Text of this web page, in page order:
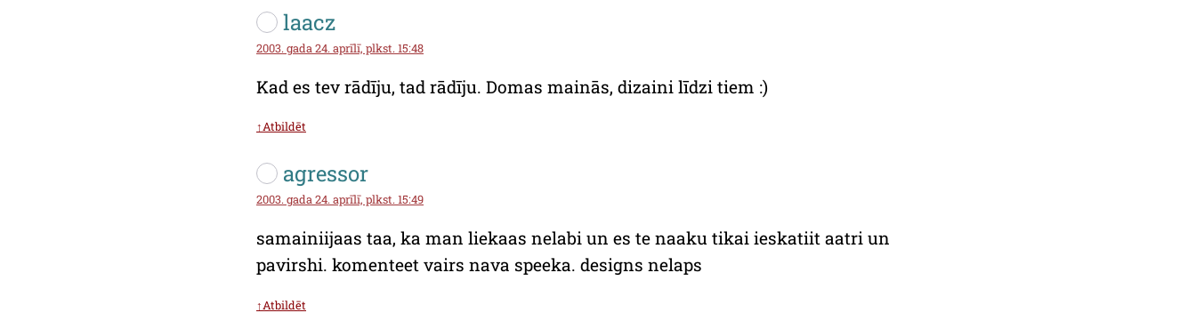
laacz
2003. gada 24. aprīlī, plkst. 15:48
Kad es tev rādīju, tad rādīju. Domas mainās, dizaini līdzi tiem :)
↑Atbildēt
agressor
2003. gada 24. aprīlī, plkst. 15:49
samainiijaas taa, ka man liekaas nelabi un es te naaku tikai ieskatiit aatri un
pavirshi. komenteet vairs nava speeka. designs nelaps
↑Atbildēt